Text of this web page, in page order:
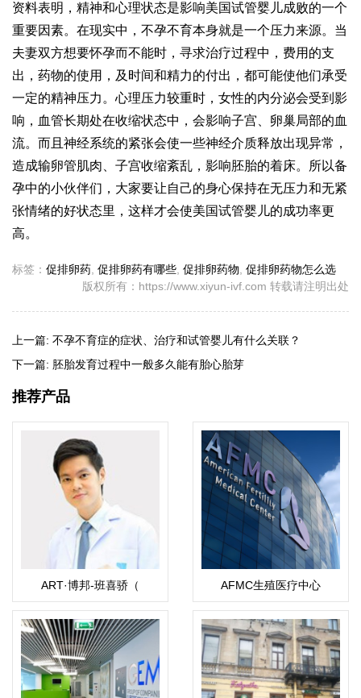
资料表明，精神和心理状态是影响美国试管婴儿成败的一个
重要因素。在现实中，不孕不育本身就是一个压力来源。当
夫妻双方想要怀孕而不能时，寻求治疗过程中，费用的支
出，药物的使用，及时间和精力的付出，都可能使他们承受
一定的精神压力。心理压力较重时，女性的内分泌会受到影
响，血管长期处在收缩状态中，会影响子宫、卵巢局部的血
流。而且神经系统的紧张会使一些神经介质释放出现异常，
造成输卵管肌肉、子宫收缩紊乱，影响胚胎的着床。所以备
孕中的小伙伴们，大家要让自己的身心保持在无压力和无紧
张情绪的好状态里，这样才会使美国试管婴儿的成功率更
高。
标签： 促排卵药 促排卵药有哪些 促排卵药物 促排卵药物怎么选
版权所有：https://www.xiyun-ivf.com 转载请注明出处
上一篇: 不孕不育症的症状、治疗和试管婴儿有什么关联？
下一篇: 胚胎发育过程中一般多久能有胎心胎芽
推荐产品
ART·博邦-班喜骄（
Pokpong Pansrikaew）
AFMC生殖医疗中心